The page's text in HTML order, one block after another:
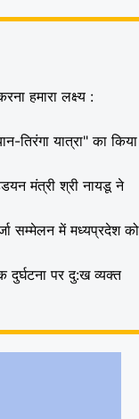
हमारा लक्ष्य :
तिरंगा यात्रा" का किया
मंत्री श्री नायडू ने
सम्मेलन में मध्यप्रदेश को
दुर्घटना पर दु:ख व्यक्त